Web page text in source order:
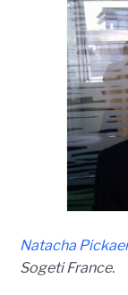
Natacha
Sogeti France.